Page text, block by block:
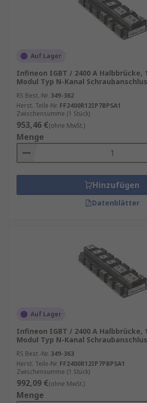
Auf Lager
Infineon IGBT / 2400 A Halbbrücke,
Modul Typ N-Kanal
RS Best.-Nr. 349-362
Herst. Teile-Nr. FF2400R12IP7BPSA1
Zwischensumme (1 Stück)
953,46 €(ohne MwSt.)
Menge
Hinzufügen
Datenblätter
Auf Lager
Infineon IGBT / 2400 A Halbbrücke,
Modul Typ N-Kanal
RS Best.-Nr. 349-363
Herst. Teile-Nr. FF2400R12IP7PBPSA1
Zwischensumme (1 Stück)
992,09 €(ohne MwSt.)
Menge